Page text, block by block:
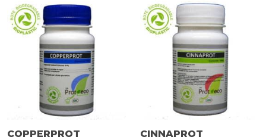
COPPERPROT
CINNAPROT